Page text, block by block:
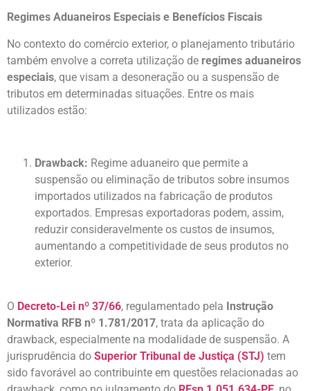
Regimes Aduaneiros Especiais e Benefícios Fiscais
No contexto do comércio exterior, o planejamento tributário
também envolve a correta utilização de regimes aduaneiros
especiais, que visam a desoneração ou a suspensão de
tributos em determinadas situações. Entre os mais
utilizados estão:
Drawback: Regime aduaneiro que permite a
suspensão ou eliminação de tributos sobre insumos
importados utilizados na fabricação de produtos
exportados. Empresas exportadoras podem, assim,
reduzir consideravelmente os custos de insumos,
aumentando a competitividade de seus produtos no
exterior.
O Decreto-Lei nº 37/66, regulamentado pela Instrução
Normativa RFB nº 1.781/2017, trata da aplicação do
drawback, especialmente na modalidade de suspensão. A
jurisprudência do Superior Tribunal de Justiça (STJ) tem
sido favorável ao contribuinte em questões relacionadas ao